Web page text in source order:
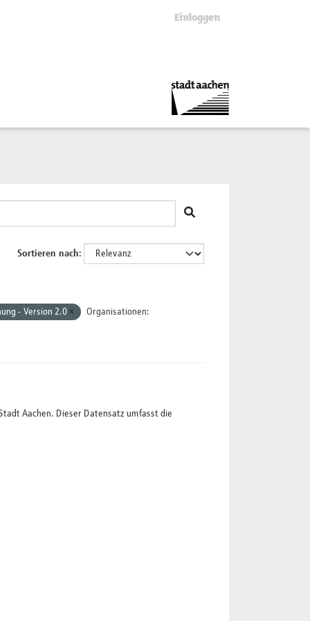
Einloggen
Sortieren nach
- Version 2.0 Organisationen:
Aachen. Dieser Datensatz umfasst die